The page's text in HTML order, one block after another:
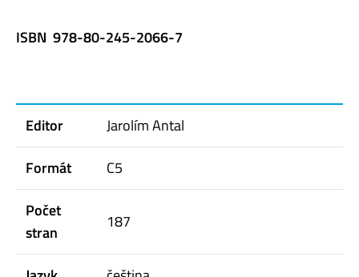
ISBN 978-80-245-2066-7
Editor
Jarolím Antal
Formát
C5
Počet
stran
187